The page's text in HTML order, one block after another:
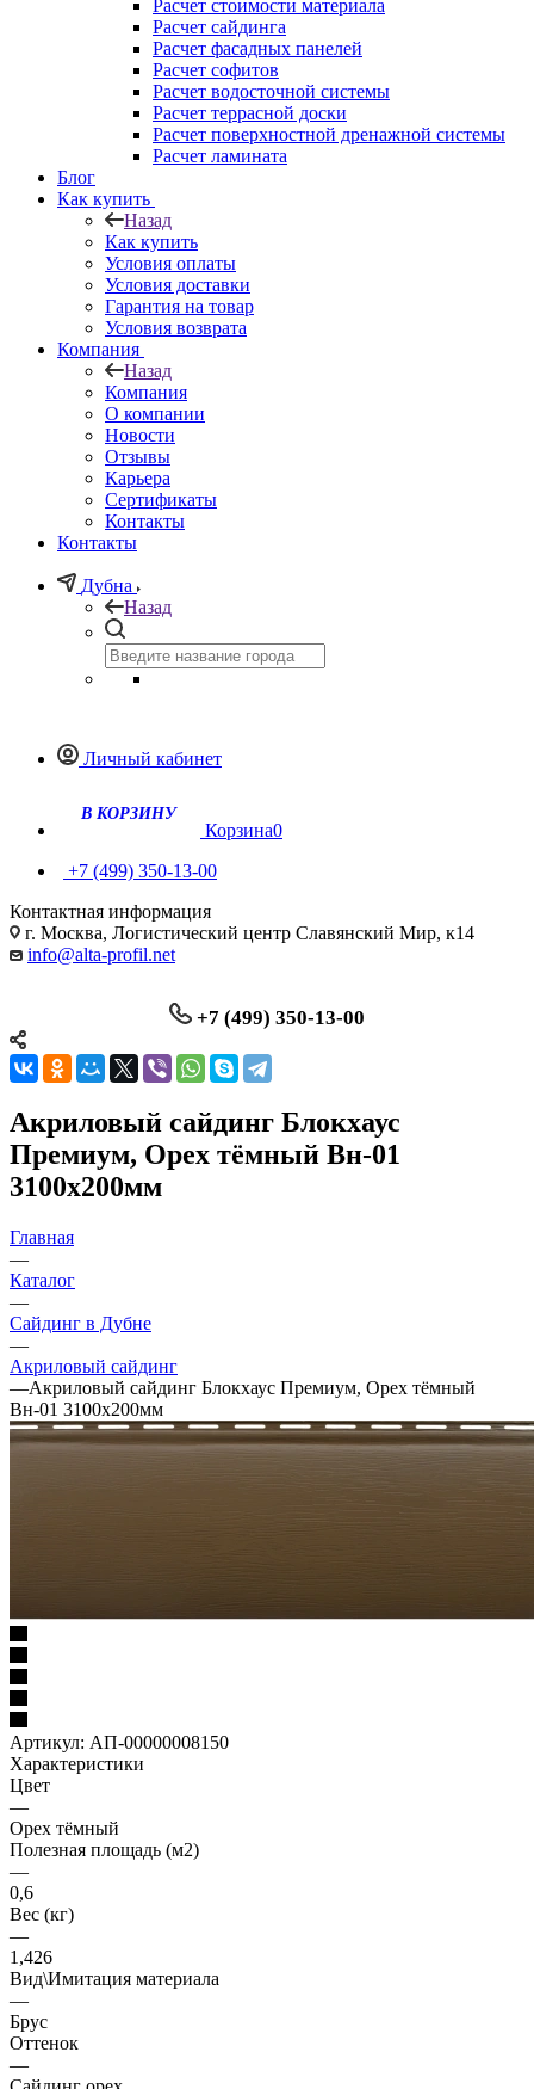
Расчет стоимости материала
Расчет сайдинга
Расчет фасадных панелей
Расчет софитов
Расчет водосточной системы
Расчет террасной доски
Расчет поверхностной дренажной системы
Расчет ламината
Блог
Как купить
Назад
Как купить
Условия оплаты
Условия доставки
Гарантия на товар
Условия возврата
Компания
Назад
Компания
О компании
Новости
Отзывы
Карьера
Сертификаты
Контакты
Контакты
Дубна
Назад
Личный кабинет
Корзина0
+7 (499) 350-13-00
Контактная информация
г. Москва, Логистический центр Славянский Мир, к14
info@alta-profil.net
+7 (499) 350-13-00
Акриловый сайдинг Блокхаус
Премиум, Орех тёмный Вн-01
3100х200мм
Главная
—
Каталог
—
Сайдинг в Дубне
—
Акриловый сайдинг
—Акриловый сайдинг Блокхаус Премиум, Орех тёмный
Вн-01 3100х200мм
Артикул: АП-00000008150
Характеристики
Цвет
—
Орех тёмный
Полезная площадь (м2)
—
0,6
Вес (кг)
—
1,426
Вид\Имитация материала
—
Брус
Оттенок
—